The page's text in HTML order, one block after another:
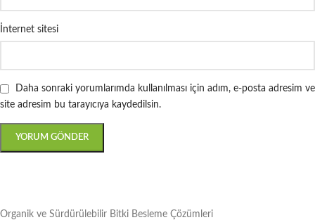
İnternet sitesi
Daha sonraki yorumlarımda kullanılması için adım, e-posta adresim ve
site adresim bu tarayıcıya kaydedilsin.
Organik ve Sürdürülebilir Bitki Besleme Çözümleri